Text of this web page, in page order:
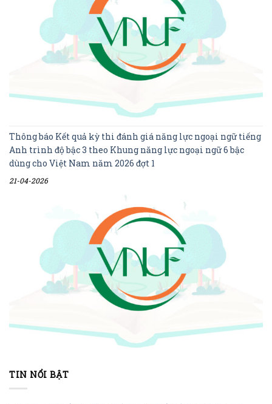
Thông báo Kết quả kỳ thi đánh giá năng lực ngoại ngữ tiếng
Anh trình độ bậc 3 theo Khung năng lực ngoại ngữ 6 bậc
dùng cho Việt Nam năm 2026 đợt 1
21-04-2026
TIN NỔI BẬT